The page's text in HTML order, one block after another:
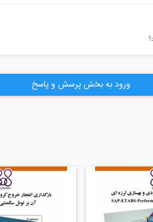
ورود به بخش پرسش و پاسخ